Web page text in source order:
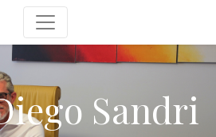
Sandri